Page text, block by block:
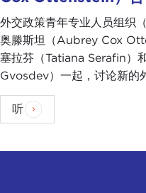
外交政策青年专业人员组织
奥滕斯坦（Aubrey Cox
塞拉芬（Tatiana Serafin）
Gvosdev）一起，讨论新的
听